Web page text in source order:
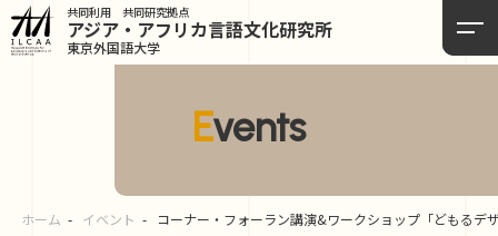
共同利用 共同研究拠点
アジア・アフリカ言語文化研究所
東京外国語大学
Events
ホーム イベント コーナー・フォーラン講演&ワークショップ「どもるデ